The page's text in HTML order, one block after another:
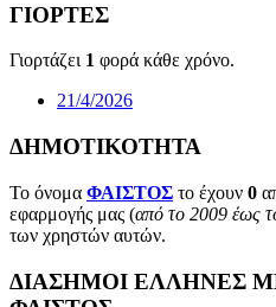
ΓΙΟΡΤΕΣ
Γιορτάζει 1 φορά κάθε χρόνο.
21/4/2026
ΔΗΜΟΤΙΚΟΤΗΤΑ
Το όνομα ΦΑΙΣΤΟΣ το έχουν 0
εφαρμογής μας (από το 2009 έως
των χρηστών αυτών.
ΔΙΑΣΗΜΟΙ ΕΛΛΗΝΕΣ